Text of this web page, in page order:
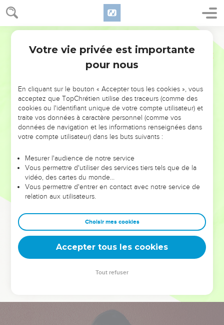
NE MANQUEZ PAS L’ÉVÉNEMENT
DE L’ANNÉE !
ET SI LEURS ERREURS POUVAIENT VOUS ÉVITER LES
VOTRES ?
leur foi ou leur vision. Mais on voit moins les doutes, les erreurs
et les saisons difficiles qu'ils ont traversés, alors même que ce
sont elles qui les ont façonnés.
Dans cette conférence, leaders, entrepreneurs, et responsables
clés pour avancer avec plus de sagesse afin que leurs erreurs
deviennent vos tremplins. Que vous guidiez un ministère, une
équipe, un groupe ou une famille, leur expérience est faite
Votre vie privée est importante
pour nous
En cliquant sur le bouton « Accepter tous les cookies », vous
acceptez que TopChrétien utilise des traceurs (comme des
cookies ou l'identifiant unique de votre compte utilisateur) et
traite vos données à caractère personnel (comme vos
données de navigation et les informations renseignées dans
votre compte utilisateur) dans les buts suivants :
Mesurer l'audience de notre service
Vous permettre d'utiliser des services tiers tels que de la
vidéo, des cartes du monde…
Vous permettre d'entrer en contact avec notre service de
relation aux utilisateurs.
Choisir mes cookies
Accepter tous les cookies
Tout refuser